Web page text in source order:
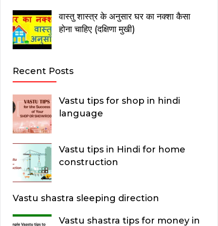
वास्तु शास्त्र के अनुसार घर का नक्शा कैसा
होना चाहिए (दक्षिणा मुखी)
Recent Posts
Vastu tips for shop in hindi
language
Vastu tips in Hindi for home
construction
Vastu shastra sleeping direction
Vastu shastra tips for money in